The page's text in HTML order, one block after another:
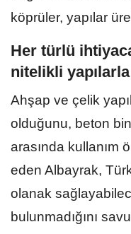
köprüler, yapılar
Her türlü
nitelikli
Ahşap ve çelik
olduğunu, beton
arasında kullanım
eden Albayrak,
olanak
bulunmadığını